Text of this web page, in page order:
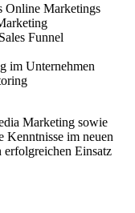
Online Marketings
Funnel
im Unternehmen
Marketing sowie
Kenntnisse im neuen
erfolgreichen Einsatz